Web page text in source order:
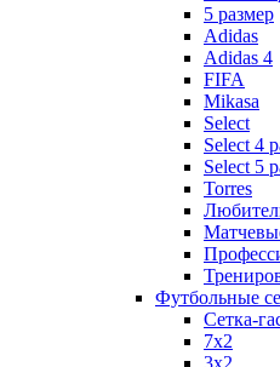
5 размер
Adidas
Adidas 4
FIFA
Mikasa
Select
Select 4
Select 5
Torres
Футбольные
Сетка-
7x2
3х2